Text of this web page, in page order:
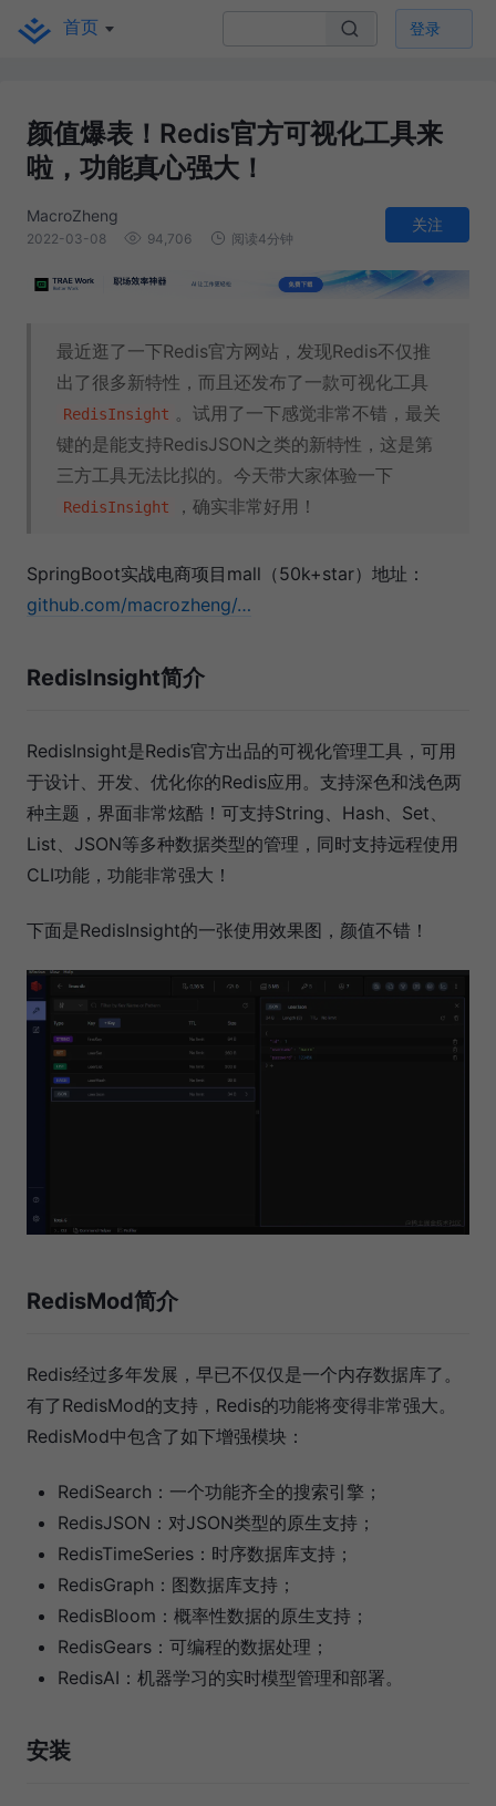
首页 登录
颜值爆表！Redis官方可视化工具来
啦，功能真心强大！
MacroZheng
2022-03-08 94,706 阅读4分钟
关注
最近逛了一下Redis官方网站，发现Redis不仅推
出了很多新特性，而且还发布了一款可视化工具
RedisInsight 。试用了一下感觉非常不错，最关
键的是能支持RedisJSON之类的新特性，这是第
三方工具无法比拟的。今天带大家体验一下
RedisInsight ，确实非常好用！
SpringBoot实战电商项目mall（50k+star）地址：
github.com/macrozheng/…
RedisInsight简介
RedisInsight是Redis官方出品的可视化管理工具，可用
于设计、开发、优化你的Redis应用。支持深色和浅色两
种主题，界面非常炫酷！可支持String、Hash、Set、
List、JSON等多种数据类型的管理，同时支持远程使用
CLI功能，功能非常强大！
下面是RedisInsight的一张使用效果图，颜值不错！
RedisMod简介
Redis经过多年发展，早已不仅仅是一个内存数据库了。
有了RedisMod的支持，Redis的功能将变得非常强大。
RedisMod中包含了如下增强模块：
RediSearch：一个功能齐全的搜索引擎；
RedisJSON：对JSON类型的原生支持；
RedisTimeSeries：时序数据库支持；
RedisGraph：图数据库支持；
RedisBloom：概率性数据的原生支持；
RedisGears：可编程的数据处理；
RedisAI：机器学习的实时模型管理和部署。
安装